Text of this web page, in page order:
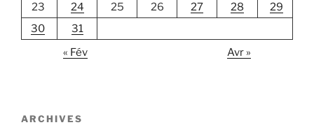
23
24 25 26 27 28
29
30
31
« Fév
Avr »
ARCHIVES